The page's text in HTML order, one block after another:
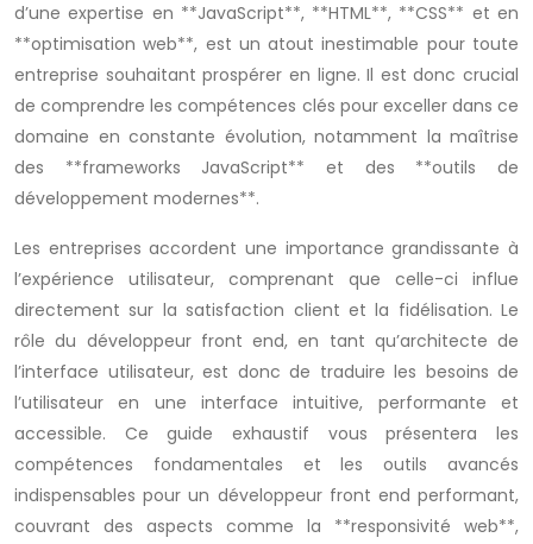
d’une expertise en **JavaScript**, **HTML**, **CSS** et en
**optimisation web**, est un atout inestimable pour toute
entreprise souhaitant prospérer en ligne. Il est donc crucial
de comprendre les compétences clés pour exceller dans ce
domaine en constante évolution, notamment la maîtrise
des **frameworks JavaScript** et des **outils de
développement modernes**.
Les entreprises accordent une importance grandissante à
l’expérience utilisateur, comprenant que celle-ci influe
directement sur la satisfaction client et la fidélisation. Le
rôle du développeur front end, en tant qu’architecte de
l’interface utilisateur, est donc de traduire les besoins de
l’utilisateur en une interface intuitive, performante et
accessible. Ce guide exhaustif vous présentera les
compétences fondamentales et les outils avancés
indispensables pour un développeur front end performant,
couvrant des aspects comme la **responsivité web**,